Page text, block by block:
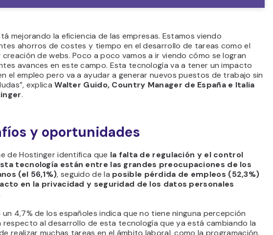
mejorando la eficiencia de las empresas. Estamos viendo
ahorros de costes y tiempo en el desarrollo de tareas como el
creación de webs. Poco a poco vamos a ir viendo cómo se logran
avances en este campo. Esta tecnología va a tener un impacto
el empleo pero va a ayudar a generar nuevos puestos de trabajo sin
explicaWalter Guido, Country Manager de España e Italia
.
y oportunidades
de Hostinger identifica que la falta de regulación y el control
tecnología están entre las grandes preocupaciones de los
(el 56,1%), seguido de la posible pérdida de empleos (52,3%)
en la privacidad y seguridad de los datos personales
un 4,7% de los españoles indica que no tiene ninguna percepción
respecto al desarrollo de esta tecnología que ya está cambiando la